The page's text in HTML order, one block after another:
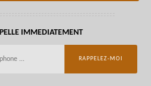
IMMEDIATEMENT